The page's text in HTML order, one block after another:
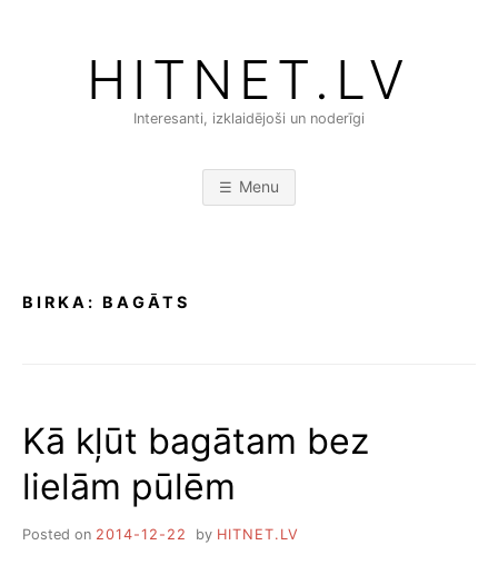
HITNET.LV
Interesanti, izklaidējoši un noderīgi
Menu
BIRKA: BAGĀTS
Kā kļūt bagātam bez
lielām pūlēm
Posted on 2014-12-22 by HITNET.LV